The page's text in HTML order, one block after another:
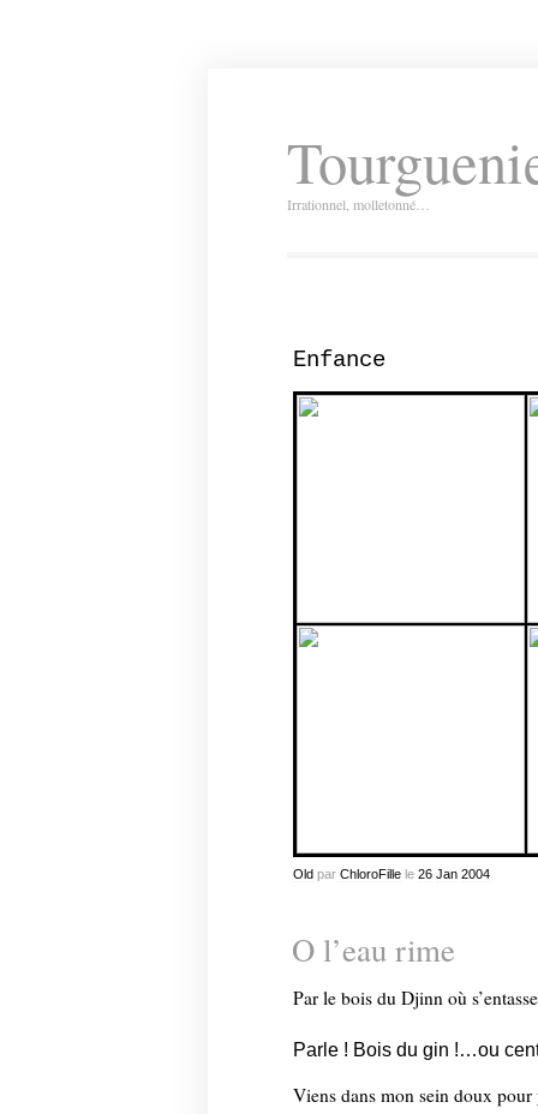
Irrationnel, molletonné…
Enfance
Oldpar ChloroFillele 26 Jan 2004
O l’eau rime
Par le bois du Djinn où
Parle ! Bois du gin !…ou
Viens dans mon sein doux pour